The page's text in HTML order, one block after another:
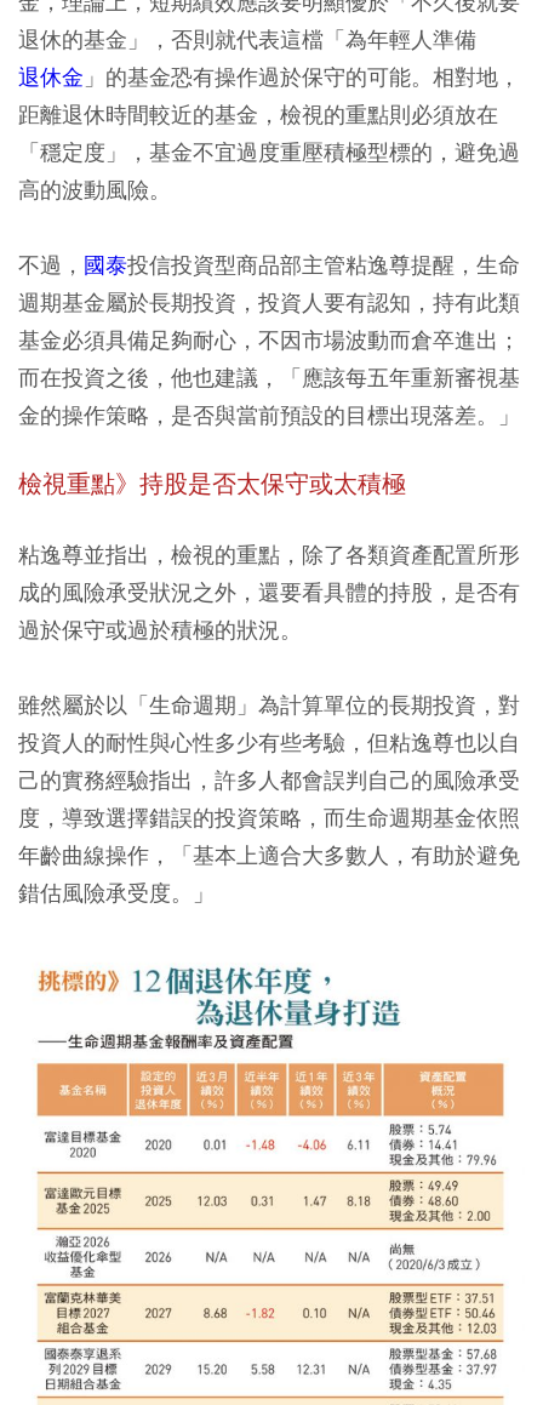
退休的基金」，否則就代表這檔「為年輕人準備
退休金 」的基金恐有操作過於保守的可能。相對地，
距離退休時間較近的基金，檢視的重點則必須放在
「穩定度」，基金不宜過度重壓積極型標的，避免過
高的波動風險。
不過， 國泰投信投資型商品部主管粘逸尊提醒，生命
週期基金屬於長期投資，投資人要有認知，持有此類
基金必須具備足夠耐心，不因市場波動而倉卒進出；
而在投資之後，他也建議，「應該每五年重新審視基
金的操作策略，是否與當前預設的目標出現落差。」
檢視重點》持股是否太保守或太積極
粘逸尊並指出，檢視的重點，除了各類資產配置所形
成的風險承受狀況之外，還要看具體的持股，是否有
過於保守或過於積極的狀況。
雖然屬於以「生命週期」為計算單位的長期投資，對
投資人的耐性與心性多少有些考驗，但粘逸尊也以自
己的實務經驗指出，許多人都會誤判自己的風險承受
度，導致選擇錯誤的投資策略，而生命週期基金依照
年齡曲線操作，「基本上適合大多數人，有助於避免
錯估風險承受度。」